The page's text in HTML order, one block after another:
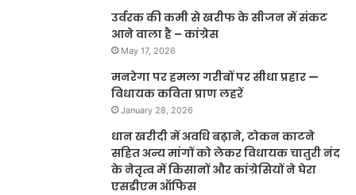
उर्वरक की कमी से खरीफ के सीजन में संकट
आने वाला है – कांग्रेस
May 17, 2026
मनरेगा पर हमला गरीबों पर सीधा प्रहार —
विधायक कविता प्राण लहरें
January 28, 2026
धान खरीदी में अवधि बढ़ाने, टोकन काटने
सहित अन्य मांगों को लेकर विधायक चातुरी नंद
के नेतृत्व में किसानों और कांग्रेसियों ने घेरा
एसडीएम ऑफिस